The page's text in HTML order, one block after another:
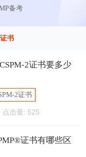
备考
书
2证书要多少
2证书
点击量: 525
证书有哪些区